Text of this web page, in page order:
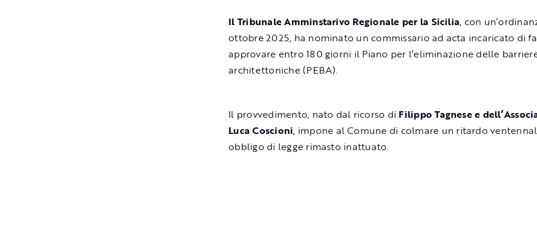
Il Tribunale Amminstarivo Regionale per la Sicilia, con
ottobre 2025, ha nominato un commissario ad acta incaricato di
approvare entro 180 giorni il Piano per l’eliminazione delle
architettoniche (PEBA).
Il provvedimento, nato dal ricorso di Filippo Tagnese e
Luca Coscioni, impone al Comune di colmare un ritardo
obbligo di legge rimasto inattuato.